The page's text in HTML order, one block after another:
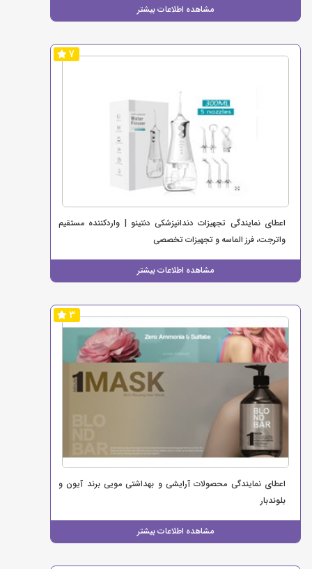
مشاهده اطلاعات بیشتر
7
اعطای نمایندگی تجهیزات دندانپزشکی دنتینو | واردکننده مستقیم
واترجت، فرز الماسه و تجهیزات تخصصی
مشاهده اطلاعات بیشتر
3
اعطای نمایندگی محصولات آرایشی و بهداشتی مویی برند آیون و
بلوندبار
مشاهده اطلاعات بیشتر